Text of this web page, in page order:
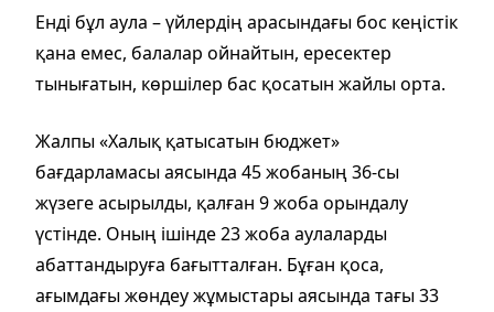
Енді бұл аула – үйлердің арасындағы бос кеңістік
қана емес, балалар ойнайтын, ересектер
тынығатын, көршілер бас қосатын жайлы орта.
Жалпы «Халық қатысатын бюджет»
бағдарламасы аясында 45 жобаның 36-сы
жүзеге асырылды, қалған 9 жоба орындалу
үстінде. Оның ішінде 23 жоба аулаларды
абаттандыруға бағытталған. Бұған қоса,
ағымдағы жөндеу жұмыстары аясында тағы 33